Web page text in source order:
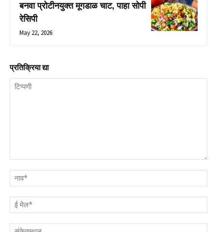
बनवा प्रोटीनयुक्त मूगडाळ चाट, पाहा सोपी
रेसिपी
May 22, 2026
प्रतिक्रिया द्या